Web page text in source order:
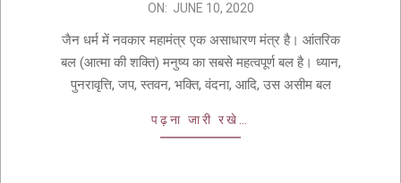
ON: JUNE 10, 2020
जैन धर्म में नवकार महामंत्र एक असाधारण मंत्र है। आंतरिक
बल (आत्मा की शक्ति) मनुष्य का सबसे महत्वपूर्ण बल है। ध्यान,
पुनरावृत्ति, जप, स्तवन, भक्ति, वंदना, आदि, उस असीम बल
पढ़ना जारी रखे…